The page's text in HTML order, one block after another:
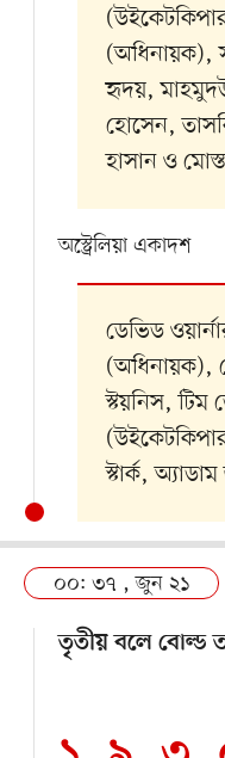
(অধিনায়ক),
হৃদয়,
হোসেন,
হাসান ও
অস্ট্রেলিয়া একাদশ
ডেভিড
(অধিনায়ক),
স্টয়নিস, টিম
স্টার্ক,
০০: ৩৭ , জুন ২১
তৃতীয় বলে বোল্ড